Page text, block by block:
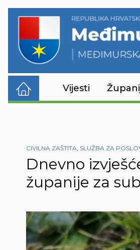
Vijesti
CIVILNA ZAŠTITA, SLUŽBA ZA
Dnevno
županije za